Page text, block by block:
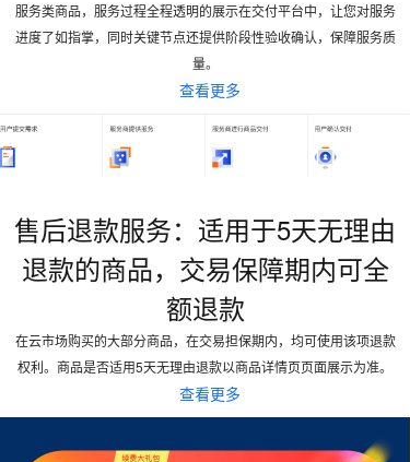
服务类商品，服务过程全程透明的展示在交付平台中，让您对服务
进度了如指掌，同时关键节点还提供阶段性验收确认，保障服务质
量。
查看更多
售后退款服务：适用于5天无理由
退款的商品，交易保障期内可全
额退款
在云市场购买的大部分商品，在交易担保期内，均可使用该项退款
权利。商品是否适用5天无理由退款以商品详情页页面展示为准。
查看更多